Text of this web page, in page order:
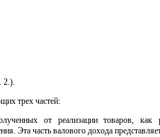
2.).
трех частей:
от реализации товаров, как
Эта часть валового дохода